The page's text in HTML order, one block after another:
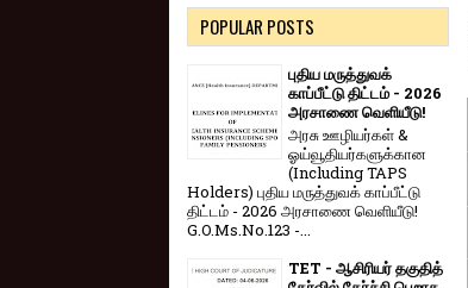
POPULAR POSTS
புதிய மருத்துவக்
காப்பீட்டு திட்டம் - 2026
அரசாணை வெளியீடு!
அரசு ஊழியர்கள் &
ஓய்வூதியர்களுக்கான
(Including TAPS
Holders) புதிய மருத்துவக் காப்பீட்டு
திட்டம் - 2026 அரசாணை வெளியீடு!
G.O.Ms.No.123 -...
TET - ஆசிரியர் தகுதித்